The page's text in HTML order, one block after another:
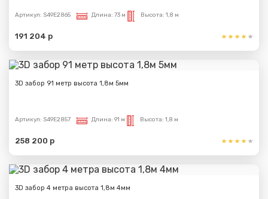
Артикул: S49E2865 Длина: 73 м Высота: 1,8 м
191 204 р
3D забор 91 метр высота 1,8м 5мм
Артикул: S49E2857 Длина: 91 м Высота: 1,8 м
258 200 р
3D забор 4 метра высота 1,8м 4мм